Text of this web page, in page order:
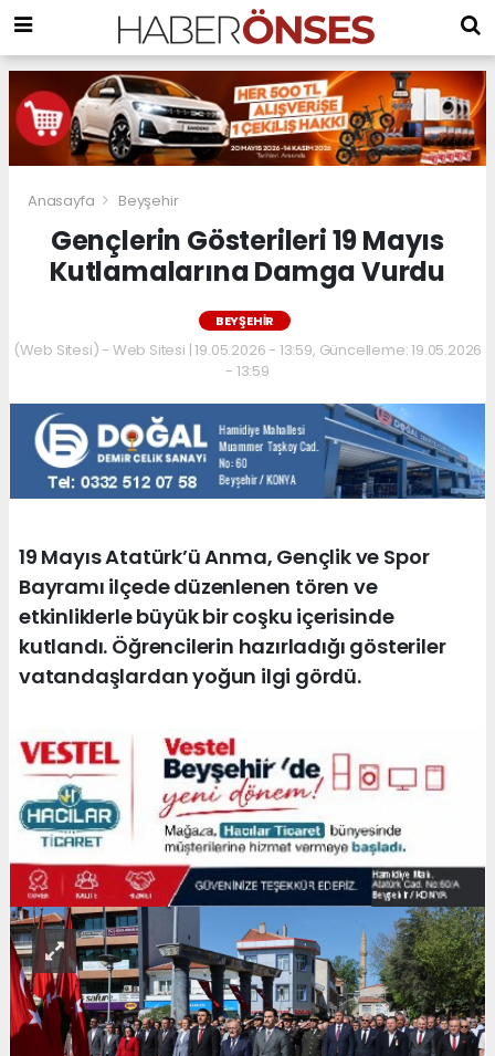
Anasayfa Beyşehir
Gençlerin Gösterileri 19 Mayıs
Kutlamalarına Damga Vurdu
BEYŞEHIR
(Web Sitesi) - Web Sitesi | 19.05.2026 - 13:59, Güncelleme: 19.05.2026
- 13:59
19 Mayıs Atatürk’ü Anma, Gençlik ve Spor
Bayramı ilçede düzenlenen tören ve
etkinliklerle büyük bir coşku içerisinde
kutlandı. Öğrencilerin hazırladığı gösteriler
vatandaşlardan yoğun ilgi gördü.